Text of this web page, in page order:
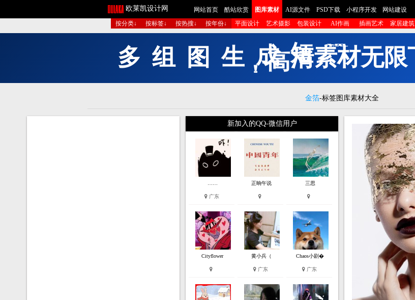
欧莱凯设计网 网站首页 酷站欣赏 图库素材 AI源文件 PSD下载 小程序开发 网站建设
按分类↓ 按标签↓ 按热搜↓ 按年份↓ 平面设计 艺术摄影 包装设计 AI作画 插画艺术 家居建筑
多 组 图 生 成 短 视 频 功
金箔-标签图库素材大全
新加入的QQ-微信用户
广东
正晌午说 三思
Cityflower 黄小兵（
广东
Chaos小剧�
广东